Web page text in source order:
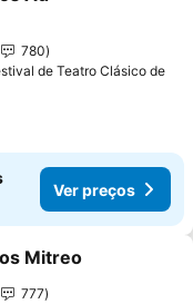
aos favoritos
780
de Teatro Clásico de
Ver preços
aos favoritos
Mitreo
777